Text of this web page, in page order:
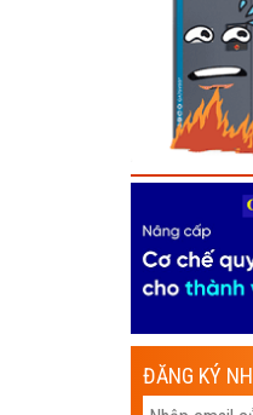
ĐĂNG KÝ